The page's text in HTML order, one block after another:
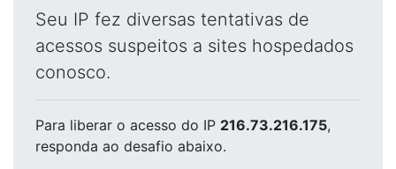
Seu IP fez diversas tentativas de
acessos suspeitos a sites hospedados
conosco.
Para liberar o acesso do IP 216.73.216.175,
responda ao desafio abaixo.